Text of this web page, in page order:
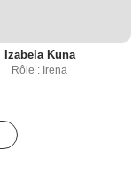
Izabela Kuna
Rôle : Irena